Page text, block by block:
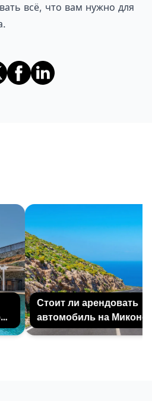
всё, что вам нужно для
Стоит ли арендовать
автомобиль на